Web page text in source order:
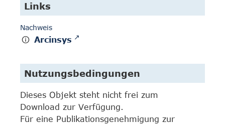
Links
Nachweis
Arcinsys
Nutzungsbedingungen
Dieses Objekt steht nicht frei zum
Download zur Verfügung.
Für eine Publikationsgenehmigung zur